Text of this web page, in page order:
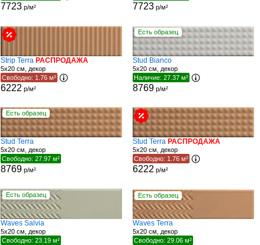
7723р/м² 7723 р/м²
Strip Terra РАСПРОДАЖА
5x20 см, декор
Свободно: 1.76 м²
6222 р/м²
Есть образец
Stud Bianco
5x20 см, декор
Наличие: 27.37 м²
8769 р/м²
Есть образец
Stud Terra
5x20 см, декор
Свободно: 27.97 м²
8769р/м²
Stud Terra РАСПРОДАЖА
5x20 см, декор
Свободно: 1.76 м²
6222 р/м²
Есть образец
Waves Salvia
5x20 см, декор
Свободно: 23.19 м²
Есть образец
Waves Terra
5x20 см, декор
Свободно: 29.06 м²